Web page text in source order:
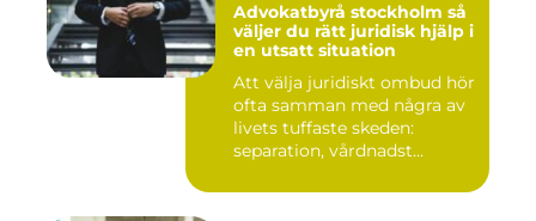
Advokatbyrå stockholm så
väljer du rätt juridisk hjälp i
en utsatt situation
Att välja juridiskt ombud hör
ofta samman med några av
livets tuffaste skeden:
separation, vårdnadst...